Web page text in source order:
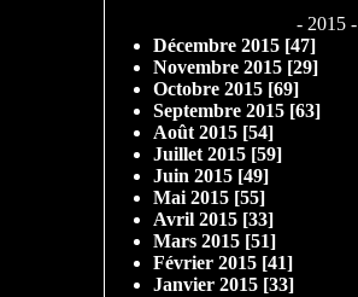
- 2015 -
Décembre 2015 [47]
Novembre 2015 [29]
Octobre 2015 [69]
Septembre 2015 [63]
Août 2015 [54]
Juillet 2015 [59]
Juin 2015 [49]
Mai 2015 [55]
Avril 2015 [33]
Mars 2015 [51]
Février 2015 [41]
Janvier 2015 [33]